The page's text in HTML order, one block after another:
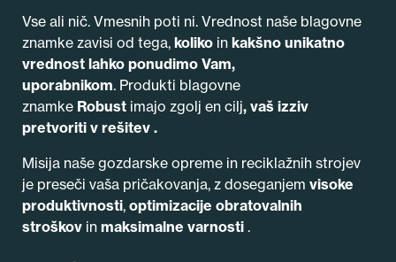
Vse ali nič. Vmesnih poti ni. Vrednost naše blagovne
znamke zavisi od tega, koliko in kakšno unikatno
vrednost lahko ponudimo Vam,
uporabnikom. Produkti blagovne
znamke Robust imajo zgolj en cilj, vaš izziv
pretvoriti v rešitev .
Misija naše gozdarske opreme in reciklažnih strojev
je preseči vaša pričakovanja, z doseganjem visoke
produktivnosti, optimizacije obratovalnih
stroškov in maksimalne varnosti .